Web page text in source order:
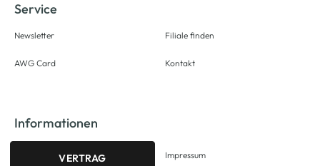
Service
Newsletter
AWG Card
Filiale finden
Kontakt
Informationen
VERTRAG
Impressum